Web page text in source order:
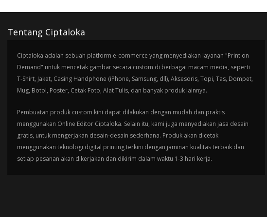
Tentang Ciptaloka
Ciptaloka adalah sebuah platform e-commerce yang menyediakan layanan "Print on
Demand" untuk mencetak gambar secara custom di berbagai macam media, seperti
T-Shirt, Jaket, Casing Handphone (iPhone, Samsung, dll), Aksesoris, Topi, Tas, Dompet,
Mug, Botol, Poster, Cetak Foto, Alat Tulis, dan banyak produk lainnya.
Pembuatan produk custom kini dapat dilakukan dengan mudah dan praktis
menggunakan Online Editor Ciptaloka. Selain itu, kami juga menyediakan jasa desain
gratis, untuk mengerjakan desain-desain sederhana. Produk akan dicetak
menggunakan teknologi digital printing terkini dengan jaminan kualitas terbaik dan
setiap pesanan akan dikerjakan dan dikirim dalam waktu 1-3 hari kerja.